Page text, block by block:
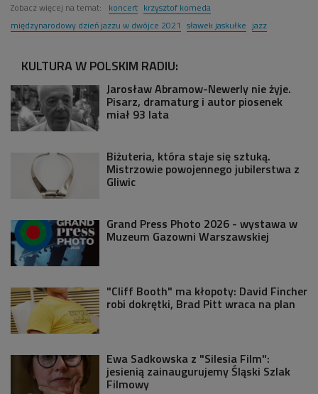
Zobacz więcej na temat: koncert krzysztof komeda
międzynarodowy dzień jazzu w dwójce 2021 sławek jaskułke jazz
KULTURA W POLSKIM RADIU:
Jarosław Abramow-Newerly nie żyje.
Pisarz, dramaturg i autor piosenek
miał 93 lata
Biżuteria, która staje się sztuką.
Mistrzowie powojennego jubilerstwa z
Gliwic
Grand Press Photo 2026 - wystawa w
Muzeum Gazowni Warszawskiej
"Cliff Booth" ma kłopoty: David Fincher
robi dokrętki, Brad Pitt wraca na plan
Ewa Sadkowska z "Silesia Film":
jesienią zainaugurujemy Śląski Szlak
Filmowy